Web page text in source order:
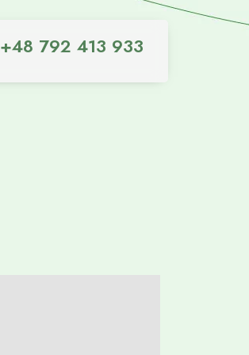
+48 792 413 933